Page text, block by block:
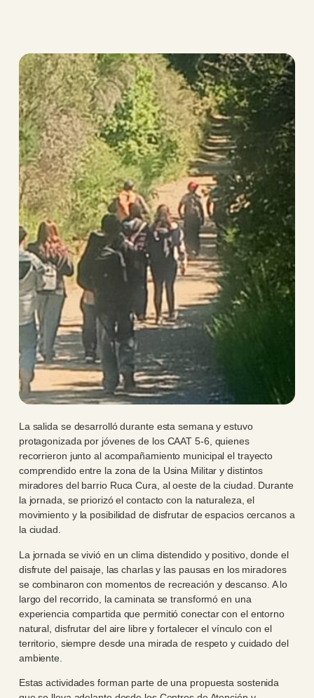
La salida se desarrolló durante esta semana y estuvo
protagonizada por jóvenes de los CAAT 5-6, quienes
recorrieron junto al acompañamiento municipal el trayecto
comprendido entre la zona de la Usina Militar y distintos
miradores del barrio Ruca Cura, al oeste de la ciudad. Durante
la jornada, se priorizó el contacto con la naturaleza, el
movimiento y la posibilidad de disfrutar de espacios cercanos a
la ciudad.
La jornada se vivió en un clima distendido y positivo, donde el
disfrute del paisaje, las charlas y las pausas en los miradores
se combinaron con momentos de recreación y descanso. A lo
largo del recorrido, la caminata se transformó en una
experiencia compartida que permitió conectar con el entorno
natural, disfrutar del aire libre y fortalecer el vínculo con el
territorio, siempre desde una mirada de respeto y cuidado del
ambiente.
Estas actividades forman parte de una propuesta sostenida